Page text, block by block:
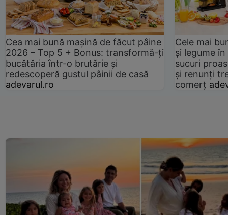
Cea mai bună mașină de făcut pâine
2026 – Top 5 + Bonus: transformă-ți
bucătăria într-o brutărie și
redescoperă gustul pâinii de casă
adevarul.ro
Cele mai
și legume
sucuri
și renunți
comerț